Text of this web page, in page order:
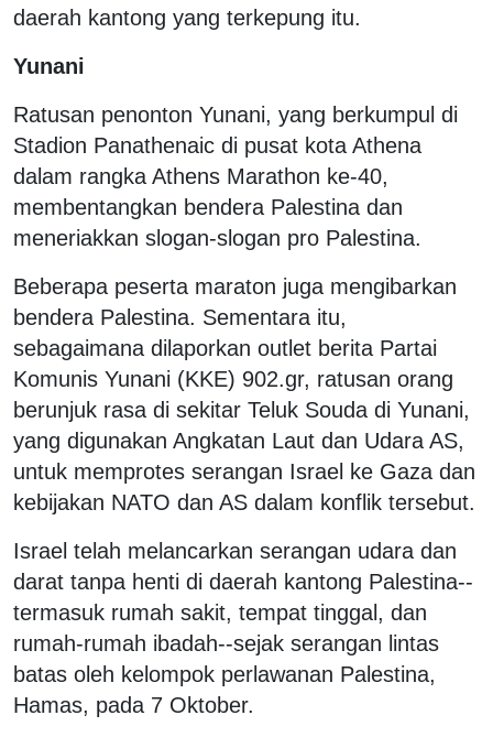
daerah kantong yang terkepung itu.
Yunani
Ratusan penonton Yunani, yang berkumpul di
Stadion Panathenaic di pusat kota Athena
dalam rangka Athens Marathon ke-40,
membentangkan bendera Palestina dan
meneriakkan slogan-slogan pro Palestina.
Beberapa peserta maraton juga mengibarkan
bendera Palestina. Sementara itu,
sebagaimana dilaporkan outlet berita Partai
Komunis Yunani (KKE) 902.gr, ratusan orang
berunjuk rasa di sekitar Teluk Souda di Yunani,
yang digunakan Angkatan Laut dan Udara AS,
untuk memprotes serangan Israel ke Gaza dan
kebijakan NATO dan AS dalam konflik tersebut.
Israel telah melancarkan serangan udara dan
darat tanpa henti di daerah kantong Palestina--
termasuk rumah sakit, tempat tinggal, dan
rumah-rumah ibadah--sejak serangan lintas
batas oleh kelompok perlawanan Palestina,
Hamas, pada 7 Oktober.